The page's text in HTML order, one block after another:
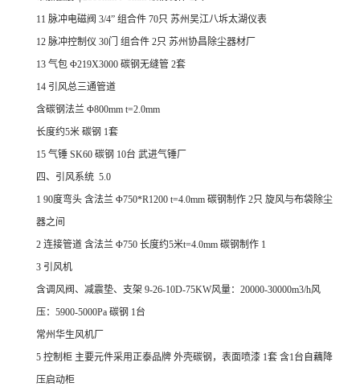
11 脉冲电磁阀 3/4” 组合件 70只 苏州吴江八坼太湖仪表
12 脉冲控制仪 30门 组合件 2只 苏州协昌除尘器材厂
13 气包 Φ219X3000 碳钢无缝管 2套
14 引风总三通管道
含碳钢法兰 Φ800mm t=2.0mm
长度约5米 碳钢 1套
15 气锤 SK60 碳钢 10台 武进气锤厂
四、引风系统 5.0
1 90度弯头 含法兰 Φ750*R1200 t=4.0mm 碳钢制作 2只 旋风与布袋除尘
器之间
2 连接管道 含法兰 Φ750 长度约5米t=4.0mm 碳钢制作 1
3 引风机
含调风阀、减震垫、支架 9-26-10D-75KW风量：20000-30000m3/h风
压：5900-5000Pa 碳钢 1台
常州华生风机厂
5 控制柜 主要元件采用正泰品牌 外壳碳钢，表面喷漆 1套 含1台自藕降
压启动柜